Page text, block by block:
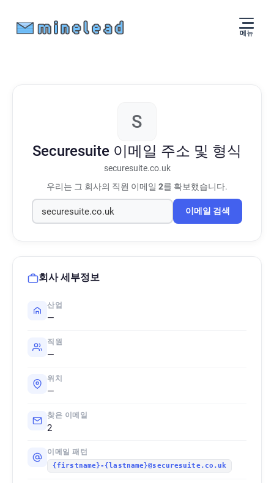
메뉴
S
Securesuite 이메일 주소 및 형식
securesuite.co.uk
우리는 그 회사의 직원 이메일 2를 확보했습니다.
이메일 검색
회사 세부정보
산업
—
직원
—
위치
—
찾은 이메일
2
이메일 패턴
{firstname}-{lastname}@securesuite.co.uk